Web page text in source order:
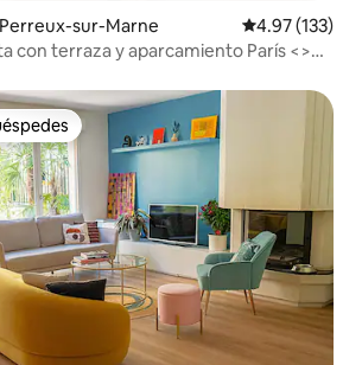
sur-Marne Calificación
4.97 (133)
terraza y aparcamiento París <>